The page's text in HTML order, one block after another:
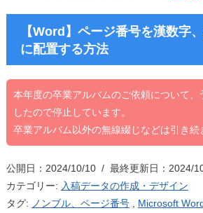
【Word】ページ番号を漢数字
に配置する方法
本年度の卒業アルバムのご依頼について、
したので停止しています。
卒業アルバム以外の無線綴じなどは引き続
公開日：2024/10/10 / 最終更新日：2024/
カテゴリー: 入稿データの作成・デザイン
タグ: ノンブル、ページ番号, Microsoft